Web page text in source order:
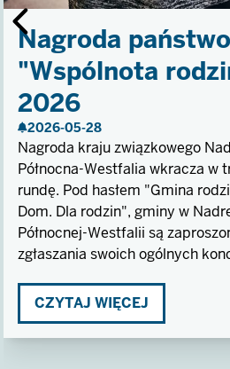
Nagroda
"Wspólnota
2026
2026-05-28
Nagroda kraju związkowego
Północna-Westfalia wkracza w
rundę. Pod hasłem "Gmina
Dom. Dla rodzin", gminy w
Północnej-Westfalii są
zgłaszania swoich ogólnych
projektów do 17 lipca 2026 r.
CZYTAJ WIĘCEJ